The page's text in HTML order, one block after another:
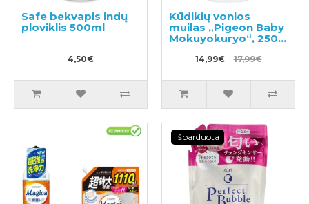
Safe bekvapis indų
ploviklis 500ml
4,50€
Kūdikių vonios
muilas „Pigeon Baby
Mokuyokuryo“, 250
14,99€ 17,99€
Išparduota